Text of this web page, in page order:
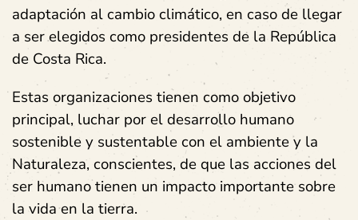
adaptación al cambio climático, en caso de llegar
a ser elegidos como presidentes de la República
de Costa Rica.
Estas organizaciones tienen como objetivo
principal, luchar por el desarrollo humano
sostenible y sustentable con el ambiente y la
Naturaleza, conscientes, de que las acciones del
ser humano tienen un impacto importante sobre
la vida en la tierra.